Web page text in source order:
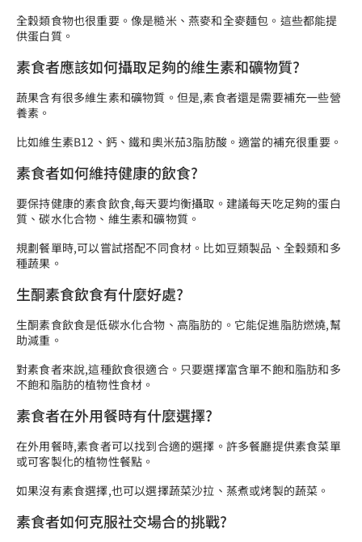
全穀類食物也很重要。像是糙米、燕麥和全麥麵包。這些都能提
供蛋白質。
素食者應該如何攝取足夠的維生素和礦物質?
蔬果含有很多維生素和礦物質。但是,素食者還是需要補充一些營
養素。
比如維生素B12、鈣、鐵和奧米茄3脂肪酸。適當的補充很重要。
素食者如何維持健康的飲食?
要保持健康的素食飲食,每天要均衡攝取。建議每天吃足夠的蛋白
質、碳水化合物、維生素和礦物質。
規劃餐單時,可以嘗試搭配不同食材。比如豆類製品、全穀類和多
種蔬果。
生酮素食飲食有什麼好處?
生酮素食飲食是低碳水化合物、高脂肪的。它能促進脂肪燃燒,幫
助減重。
對素食者來說,這種飲食很適合。只要選擇富含單不飽和脂肪和多
不飽和脂肪的植物性食材。
素食者在外用餐時有什麼選擇?
在外用餐時,素食者可以找到合適的選擇。許多餐廳提供素食菜單
或可客製化的植物性餐點。
如果沒有素食選擇,也可以選擇蔬菜沙拉、蒸煮或烤製的蔬菜。
素食者如何克服社交場合的挑戰?